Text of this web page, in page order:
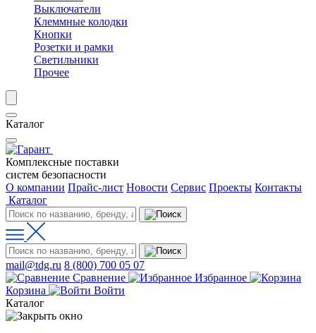
Выключатели
Клеммные колодки
Кнопки
Розетки и рамки
Светильники
Прочее
Каталог
Комплексные поставки
систем безопасности
О компании Прайс-лист Новости Сервис Проекты Контакты
Каталог
mail@tdg.ru 8 (800) 700 05 07
Сравнение
Избранное
Корзина
Войти
Каталог